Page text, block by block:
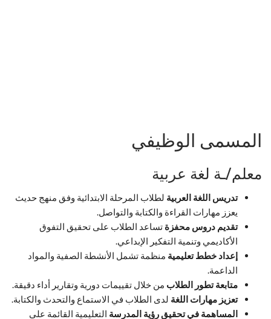
المسمى الوظيفي
معلم/ـة لغة عربية
تدريس اللغة العربية لطلاب المرحلة الابتدائية وفق منهج حديث
يعزز مهارات القراءة والكتابة والتواصل.
تقديم دروس محفزة تساعد الطلاب على تحقيق التفوق
الأكاديمي وتنمية التفكير الإبداعي.
إعداد خطط تعليمية منظمة تشمل الأنشطة الصفية والمواد
الداعمة.
متابعة تطور الطلاب من خلال تقييمات دورية وتقارير أداء دقيقة.
تعزيز مهارات اللغة لدى الطلاب في الاستماع والتحدث والكتابة.
المساهمة في تحقيق رؤية المدرسة التعليمية القائمة على